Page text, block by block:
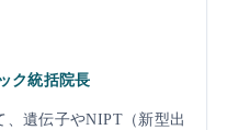
ク統括院長
、遺伝子やNIPT（新型出